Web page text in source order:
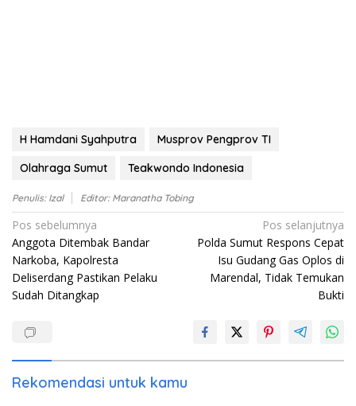
H Hamdani Syahputra
Musprov Pengprov TI
Olahraga Sumut
Teakwondo Indonesia
Penulis: Izal Editor: Maranatha Tobing
Navigasi
pos
Pos sebelumnya
Anggota Ditembak Bandar
Narkoba, Kapolresta
Deliserdang Pastikan Pelaku
Sudah Ditangkap
Pos selanjutnya
Polda Sumut Respons Cepat
Isu Gudang Gas Oplos di
Marendal, Tidak Temukan
Bukti
Rekomendasi untuk kamu